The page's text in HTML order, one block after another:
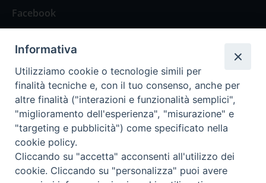
Facebook
Spazio Lettori
Eventi
Eventi diocesani
Informativa
Utilizziamo cookie o tecnologie simili per
finalità tecniche e, con il tuo consenso, anche per
altre finalità ("interazioni e funzionalità semplici",
"miglioramento dell'esperienza", "misurazione" e
"targeting e pubblicità") come specificato nella
cookie policy.
Cliccando su "accetta" acconsenti all'utilizzo dei
cookie. Cliccando su "personalizza" puoi avere